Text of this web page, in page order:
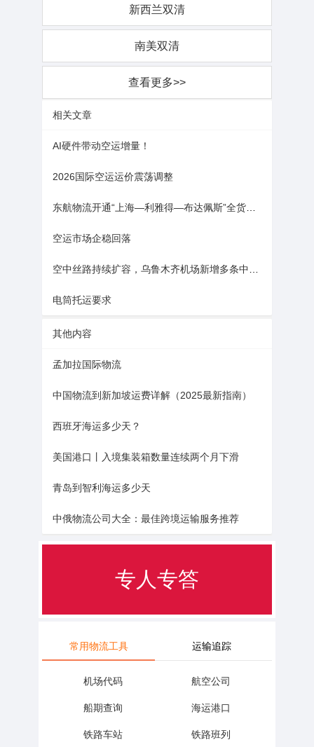
新西兰双清
南美双清
查看更多>>
相关文章
AI硬件带动空运增量！
2026国际空运运价震荡调整
空运市场企稳回落
电筒托运要求
其他内容
孟加拉国际物流
中国物流到新加坡运费详解（2025最新指南）
西班牙海运多少天？
美国港口丨入境集装箱数量连续两个月下滑
青岛到智利海运多少天
中俄物流公司大全：最佳跨境运输服务推荐
报价咨询
专人专答
常用物流工具 运输追踪
机场代码 航空公司
船期查询 海运港口
铁路车站 铁路班列